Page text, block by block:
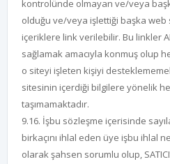
kontrolünde olmayan ve/veya
olduğu ve/veya işlettiği başka
içeriklere link verilebilir. Bu linkler
sağlamak amacıyla konmuş olup
o siteyi işleten kişiyi
sitesinin içerdiği bilgilere yönelik
taşımamaktadır.
9.16. İşbu sözleşme içerisinde
birkaçını ihlal eden üye işbu ihlal
olarak şahsen sorumlu olup,